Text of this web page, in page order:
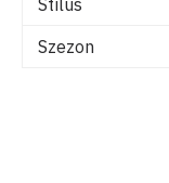
Szezon